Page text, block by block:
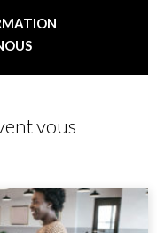
vous